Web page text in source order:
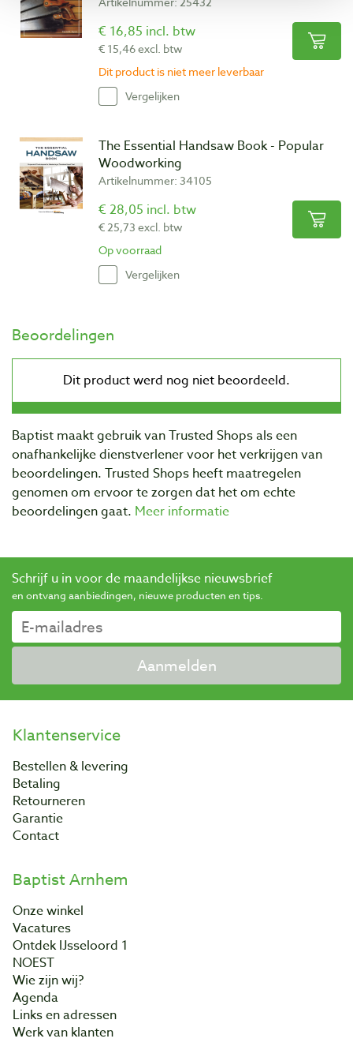
€ 16,85 incl. btw
€ 15,46 excl. btw
Dit product is niet meer leverbaar
Vergelijken
The Essential Handsaw Book - Popular
Woodworking
Artikelnummer: 34105
€ 28,05 incl. btw
€ 25,73 excl. btw
Op voorraad
Vergelijken
Beoordelingen
Baptist maakt gebruik van Trusted Shops als een
onafhankelijke dienstverlener voor het verkrijgen van
beoordelingen. Trusted Shops heeft maatregelen
genomen om ervoor te zorgen dat het om echte
beoordelingen gaat. Meer informatie
Schrijf u in voor de maandelijkse nieuwsbrief
en ontvang aanbiedingen, nieuwe producten en tips.
Aanmelden
Klantenservice
Bestellen & levering
Betaling
Retourneren
Garantie
Contact
Baptist Arnhem
Onze winkel
Vacatures
Ontdek IJsseloord 1
NOEST
Wie zijn wij?
Agenda
Links en adressen
Werk van klanten